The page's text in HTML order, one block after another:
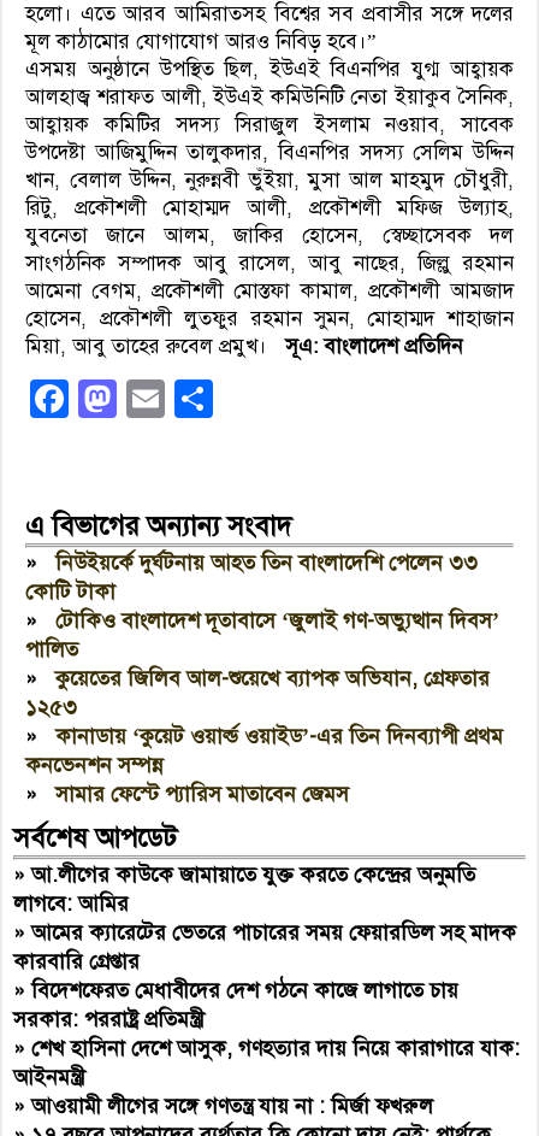
হলো। এতে আরব আমিরাতসহ বিশ্বের সব প্রবাসীর সঙ্গে দলের
মূল কাঠামোর যোগাযোগ আরও নিবিড় হবে।”
এসময় অনুষ্ঠানে উপস্থিত ছিল, ইউএই বিএনপির যুগ্ম আহ্বায়ক
আলহাজ্ব শরাফত আলী, ইউএই কমিউনিটি নেতা ইয়াকুব সৈনিক,
আহ্বায়ক কমিটির সদস্য সিরাজুল ইসলাম নওয়াব, সাবেক
উপদেষ্টা আজিমুদ্দিন তালুকদার, বিএনপির সদস্য সেলিম উদ্দিন
খান, বেলাল উদ্দিন, নুরুন্নবী ভুঁইয়া, মুসা আল মাহমুদ চৌধুরী,
রিটু, প্রকৌশলী মোহাম্মদ আলী, প্রকৌশলী মফিজ উল্যাহ,
যুবনেতা জানে আলম, জাকির হোসেন, স্বেচ্ছাসেবক দল
সাংগঠনিক সম্পাদক আবু রাসেল, আবু নাছের, জিল্লু রহমান
আমেনা বেগম, প্রকৌশলী মোস্তফা কামাল, প্রকৌশলী আমজাদ
হোসেন, প্রকৌশলী লুতফুর রহমান সুমন, মোহাম্মদ শাহাজান
মিয়া, আবু তাহের রুবেল প্রমুখ।সূএ: বাংলাদেশ প্রতিদিন
Facebook
Mastodon
Email
এ বিভাগের অন্যান্য সংবাদ
»নিউইয়র্কে দুর্ঘটনায় আহত তিন বাংলাদেশি পেলেন ৩৩
কোটি টাকা
»টোকিও বাংলাদেশ দূতাবাসে ‘জুলাই গণ-অভ্যুত্থান দিবস’
পালিত
»কুয়েতের জিলিব আল-শুয়েখে ব্যাপক অভিযান, গ্রেফতার
১২৫৩
»কানাডায় ‘কুয়েট ওয়ার্ল্ড ওয়াইড’-এর তিন দিনব্যাপী প্রথম
কনভেনশন সম্পন্ন
»সামার ফেস্টে প্যারিস মাতাবেন জেমস
সর্বশেষ আপডেট
»আ.লীগের কাউকে জামায়াতে যুক্ত করতে কেন্দ্রের অনুমতি
লাগবে: আমির
»আমের ক্যারেটের ভেতরে পাচারের সময় ফেয়ারডিল সহ মাদক
কারবারি গ্রেপ্তার
»বিদেশফেরত মেধাবীদের দেশ গঠনে কাজে লাগাতে চায়
সরকার: পররাষ্ট্র প্রতিমন্ত্রী
»শেখ হাসিনা দেশে আসুক, গণহত্যার দায় নিয়ে কারাগারে যাক:
আইনমন্ত্রী
»আওয়ামী লীগের সঙ্গে গণতন্ত্র যায় না : মির্জা ফখরুল